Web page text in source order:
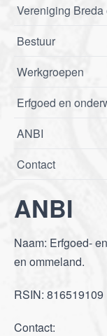
Vereniging
Bestuur
Werkgroepen
Erfgoed en
ANBI
Contact
ANBI
Naam: Erfgoed-
en ommeland.
RSIN: 816519109
Contact: